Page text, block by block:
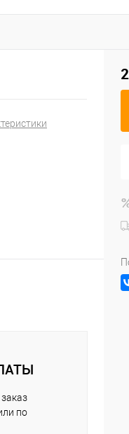
по